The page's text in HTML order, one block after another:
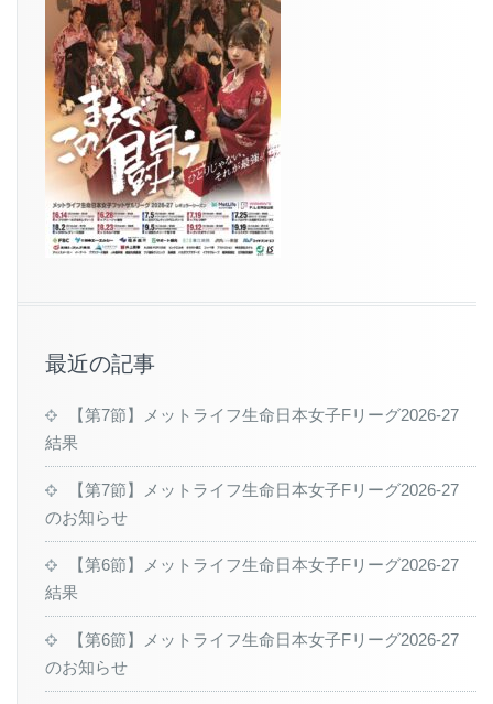
最近の記事
【第7節】メットライフ生命日本女子Fリーグ2026-27
結果
【第7節】メットライフ生命日本女子Fリーグ2026-27
のお知らせ
【第6節】メットライフ生命日本女子Fリーグ2026-27
結果
【第6節】メットライフ生命日本女子Fリーグ2026-27
のお知らせ